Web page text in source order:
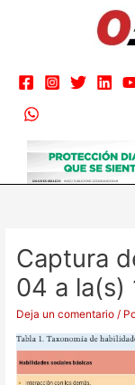
Captura
04 a la(s)
Deja un comentario /